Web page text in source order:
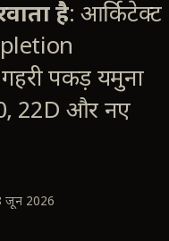
है: आर्किटेक्ट
पकड़ यमुना
22D और नए
जून 2026